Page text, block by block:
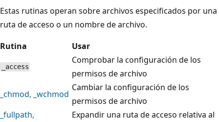
Estas rutinas operan sobre archivos especificados por una
ruta de acceso o un nombre de archivo.
Rutina
Usar
_access
Comprobar la configuración de los
permisos de archivo
_chmod, _wchmod
Cambiar la configuración de los
permisos de archivo
_fullpath,
Expandir una ruta de acceso relativa al